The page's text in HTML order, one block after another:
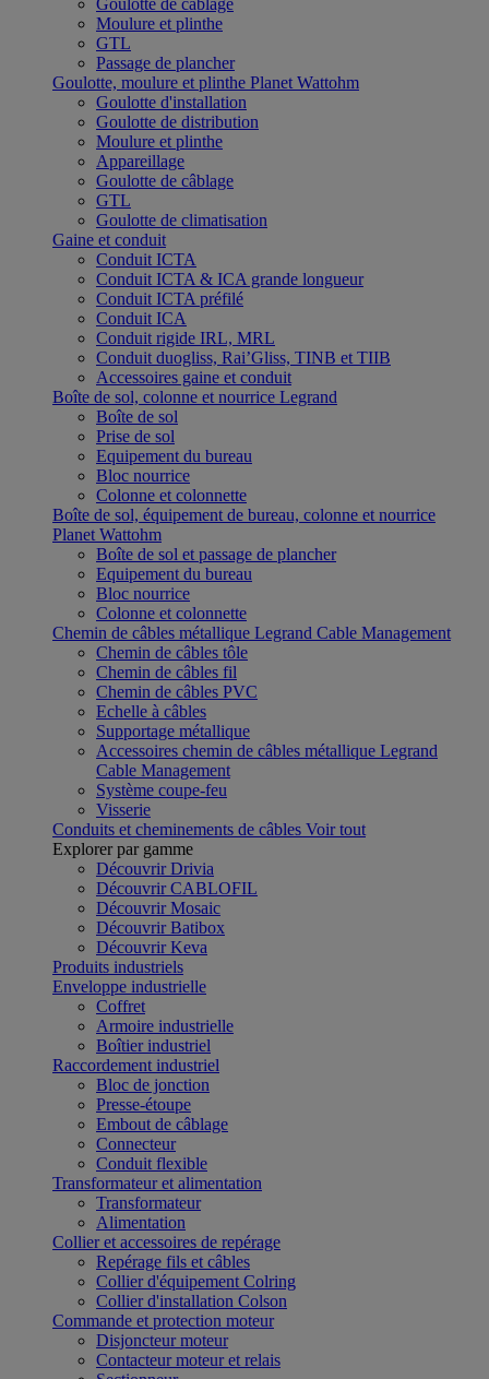
Goulotte de câblage
Moulure et plinthe
GTL
Passage de plancher
Goulotte, moulure et plinthe Planet Wattohm
Goulotte d'installation
Goulotte de distribution
Moulure et plinthe
Appareillage
Goulotte de câblage
GTL
Goulotte de climatisation
Gaine et conduit
Conduit ICTA
Conduit ICTA & ICA grande longueur
Conduit ICTA préfilé
Conduit ICA
Conduit rigide IRL, MRL
Conduit duogliss, Rai’Gliss, TINB et TIIB
Accessoires gaine et conduit
Boîte de sol, colonne et nourrice Legrand
Boîte de sol
Prise de sol
Equipement du bureau
Bloc nourrice
Colonne et colonnette
Boîte de sol, équipement de bureau, colonne et nourrice
Planet Wattohm
Boîte de sol et passage de plancher
Equipement du bureau
Bloc nourrice
Colonne et colonnette
Chemin de câbles métallique Legrand Cable Management
Chemin de câbles tôle
Chemin de câbles fil
Chemin de câbles PVC
Echelle à câbles
Supportage métallique
Accessoires chemin de câbles métallique Legrand
Cable Management
Système coupe-feu
Visserie
Conduits et cheminements de câbles Voir tout
Explorer par gamme
Découvrir Drivia
Découvrir CABLOFIL
Découvrir Mosaic
Découvrir Batibox
Découvrir Keva
Produits industriels
Enveloppe industrielle
Coffret
Armoire industrielle
Boîtier industriel
Raccordement industriel
Bloc de jonction
Presse-étoupe
Embout de câblage
Connecteur
Conduit flexible
Transformateur et alimentation
Transformateur
Alimentation
Collier et accessoires de repérage
Repérage fils et câbles
Collier d'équipement Colring
Collier d'installation Colson
Commande et protection moteur
Disjoncteur moteur
Contacteur moteur et relais